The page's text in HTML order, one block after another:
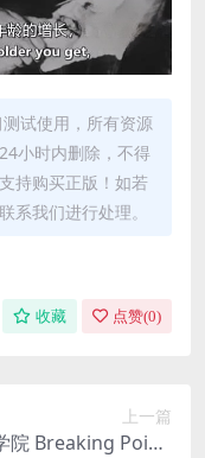
试使用，所有资源
小时内删除，不得
持购买正版！如若
系我们进行处理。
收藏 点赞(0)
上一篇
院 Breaking Point: